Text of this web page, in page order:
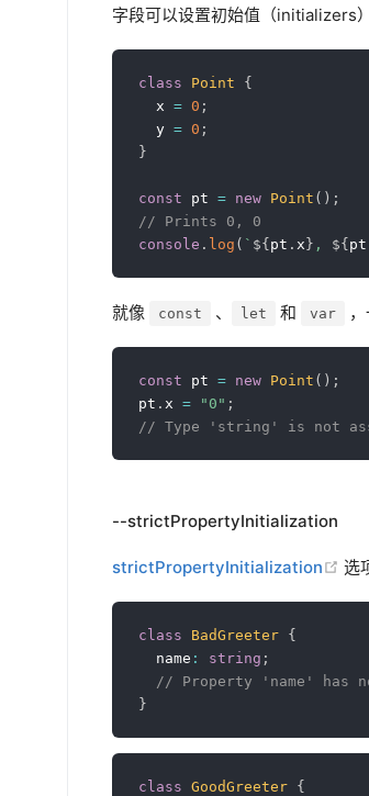
字段可以设置初始值（initializers）
class Point
{
  x
= 0 ;
  y
= 0 ;
}
const pt = new Point ( ) ;
// Prints 0, 0
console . log ( ` ${ pt . x } , ${ pt
就像 const 、 let 和 var
const pt = new Point ( ) ;
pt . x = "0" ;
// Type 'string' is not
--strictPropertyInitialization
strictPropertyInitialization 选
class BadGreeter {
  name
: string ;
// Property 'name' has
}
class GoodGreeter {